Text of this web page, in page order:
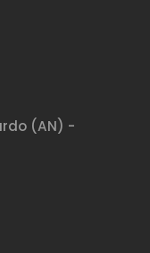
(AN) -